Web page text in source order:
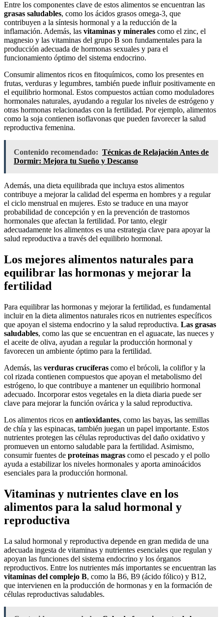
Entre los componentes clave de estos alimentos se encuentran las
grasas saludables, como los ácidos grasos omega-3, que
contribuyen a la síntesis hormonal y a la reducción de la
inflamación. Además, las vitaminas y minerales como el zinc, el
magnesio y las vitaminas del grupo B son fundamentales para la
producción adecuada de hormonas sexuales y para el
funcionamiento óptimo del sistema endocrino.
Consumir alimentos ricos en fitoquímicos, como los presentes en
frutas, verduras y legumbres, también puede influir positivamente en
el equilibrio hormonal. Estos compuestos actúan como moduladores
hormonales naturales, ayudando a regular los niveles de estrógeno y
otras hormonas relacionadas con la fertilidad. Por ejemplo, alimentos
como la soja contienen isoflavonas que pueden favorecer la salud
reproductiva femenina.
Contenido recomendado: Técnicas de Relajación Antes de
Dormir: Mejora tu Sueño y Descanso
Además, una dieta equilibrada que incluya estos alimentos
contribuye a mejorar la calidad del esperma en hombres y a regular
el ciclo menstrual en mujeres. Esto se traduce en una mayor
probabilidad de concepción y en la prevención de trastornos
hormonales que afectan la fertilidad. Por tanto, elegir
adecuadamente los alimentos es una estrategia clave para apoyar la
salud reproductiva a través del equilibrio hormonal.
Los mejores alimentos naturales para
equilibrar las hormonas y mejorar la
fertilidad
Para equilibrar las hormonas y mejorar la fertilidad, es fundamental
incluir en la dieta alimentos naturales ricos en nutrientes específicos
que apoyan el sistema endocrino y la salud reproductiva. Las grasas
saludables, como las que se encuentran en el aguacate, las nueces y
el aceite de oliva, ayudan a regular la producción hormonal y
favorecen un ambiente óptimo para la fertilidad.
Además, las verduras crucíferas como el brócoli, la coliflor y la
col rizada contienen compuestos que apoyan el metabolismo del
estrógeno, lo que contribuye a mantener un equilibrio hormonal
adecuado. Incorporar estos vegetales en la dieta diaria puede ser
clave para mejorar la función ovárica y la salud reproductiva.
Los alimentos ricos en antioxidantes, como las bayas, las semillas
de chía y las espinacas, también juegan un papel importante. Estos
nutrientes protegen las células reproductivas del daño oxidativo y
promueven un entorno saludable para la fertilidad. Asimismo,
consumir fuentes de proteínas magras como el pescado y el pollo
ayuda a estabilizar los niveles hormonales y aporta aminoácidos
esenciales para la producción hormonal.
Vitaminas y nutrientes clave en los
alimentos para la salud hormonal y
reproductiva
La salud hormonal y reproductiva depende en gran medida de una
adecuada ingesta de vitaminas y nutrientes esenciales que regulan y
apoyan las funciones del sistema endocrino y los órganos
reproductivos. Entre los nutrientes más importantes se encuentran las
vitaminas del complejo B, como la B6, B9 (ácido fólico) y B12,
que intervienen en la producción de hormonas y en la formación de
células reproductivas saludables.